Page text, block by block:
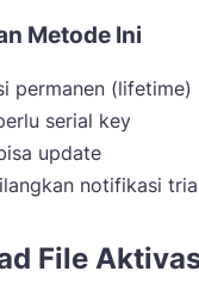
Metode Ini
permanen (lifetime)
serial key
update
notifikasi
File